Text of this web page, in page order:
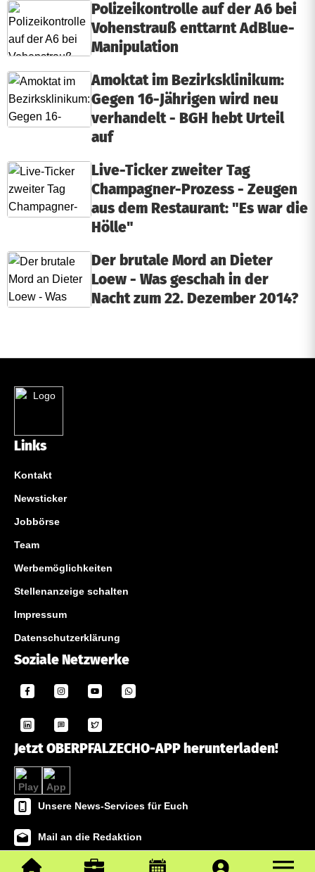
Polizeikontrolle auf der A6 bei
Vohenstrauß enttarnt AdBlue-
Manipulation
Amoktat im Bezirksklinikum:
Gegen 16-Jährigen wird neu
verhandelt - BGH hebt Urteil
auf
Live-Ticker zweiter Tag
Champagner-Prozess - Zeugen
aus dem Restaurant: "Es war die
Hölle"
Der brutale Mord an Dieter
Loew - Was geschah in der
Nacht zum 22. Dezember 2014?
Links
Kontakt
Newsticker
Jobbörse
Team
Werbemöglichkeiten
Stellenanzeige schalten
Impressum
Datenschutzerklärung
Soziale Netzwerke
Jetzt OBERPFALZECHO-APP herunterladen!
Unsere News-Services für Euch
Mail an die Redaktion